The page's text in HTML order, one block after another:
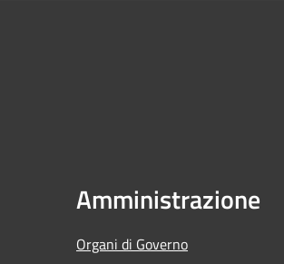
Amministrazione
Organi di Governo